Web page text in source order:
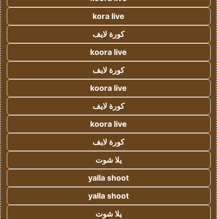
kora live
كورة لايف
koora live
كورة لايف
koora live
كورة لايف
koora live
كورة لايف
يلا شوت
yalla shoot
yalla shoot
يلا شوت